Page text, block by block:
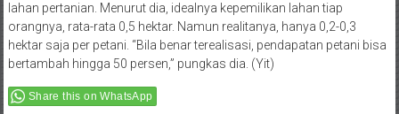
lahan pertanian. Menurut dia, idealnya kepemilikan lahan tiap
orangnya, rata-rata 0,5 hektar. Namun realitanya, hanya 0,2-0,3
hektar saja per petani. “Bila benar terealisasi, pendapatan petani bisa
bertambah hingga 50 persen,” pungkas dia. (Yit)
Share this on WhatsApp